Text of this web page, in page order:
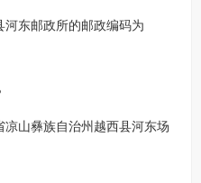
东邮政所的邮政编码为
山彝族自治州越西县河东场